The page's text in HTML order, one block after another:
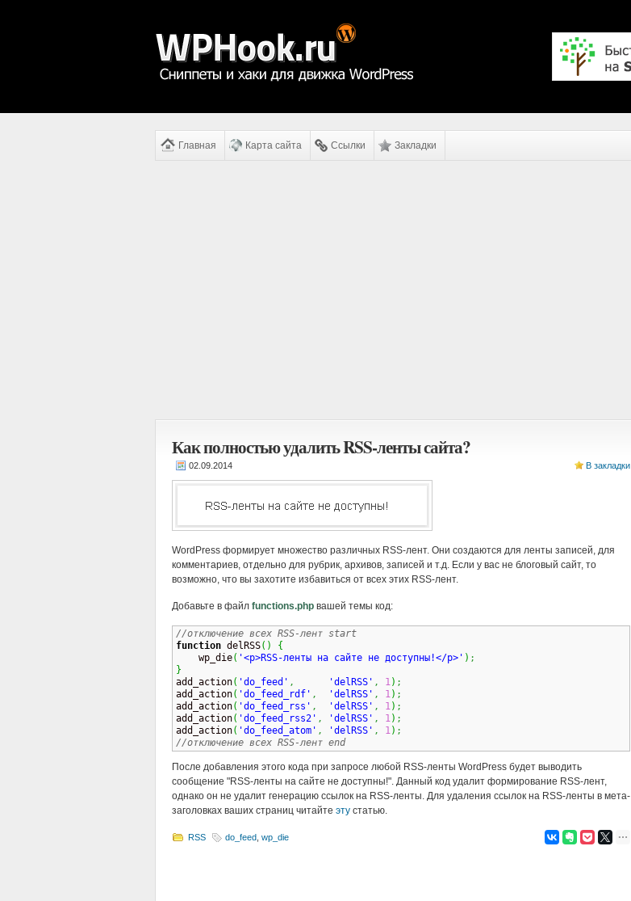
Главная Карта сайта Ссылки Закладки
Как полностью удалить RSS-ленты сайта?
В закладки
WordPress формирует множество различных RSS-лент. Они создаются для ленты записей, для
комментариев, отдельно для рубрик, архивов, записей и т.д. Если у вас не блоговый сайт, то
возможно, что вы захотите избавиться от всех этих RSS-лент.
Добавьте в файл functions.php вашей темы код:
//отключение всех RSS-лент start
function delRSS( )
{
    wp_die
( '<p>RSS-ленты на сайте не доступны!</p>' ) ;
}
add_action( 'do_feed' , 'delRSS' , 1) ;
add_action( 'do_feed_rdf' , 'delRSS' , 1) ;
add_action( 'do_feed_rss' , 'delRSS' , 1) ;
add_action( 'do_feed_rss2' , 'delRSS' , 1) ;
add_action( 'do_feed_atom' , 'delRSS' , 1) ;
//отключение всех RSS-лент end
После добавления этого кода при запросе любой RSS-ленты WordPress будет выводить
сообщение "RSS-ленты на сайте не доступны!". Данный код удалит формирование RSS-лент,
однако он не удалит генерацию ссылок на RSS-ленты. Для удаления ссылок на RSS-ленты в мета-
заголовках ваших страниц читайте эту статью.
RSS do_feed wp_die